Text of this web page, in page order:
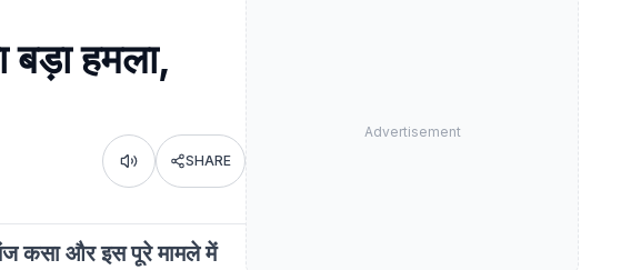
बड़ा हमला,
Listen SHARE
तंज कसा और इस पूरे मामले में
Advertisement